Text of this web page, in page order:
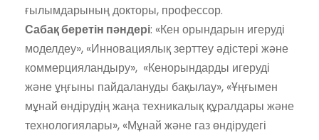
ғылымдарының докторы, профессор.
Сабақ беретін пәндері: «Кен орындарын игеруді
моделдеу», «Инновациялық зерттеу әдістері және
коммерцияландыру», «Кенорындарды игеруді
және ұңғыны пайдалануды бақылау», «Ұңғымен
мұнай өндірудің жаңа техникалық құралдары және
технологиялары», «Мұнай және газ өндірудегі